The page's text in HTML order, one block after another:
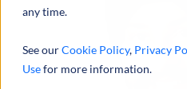
any time.
See ourCookie Policy, Privacy
Usefor more information.